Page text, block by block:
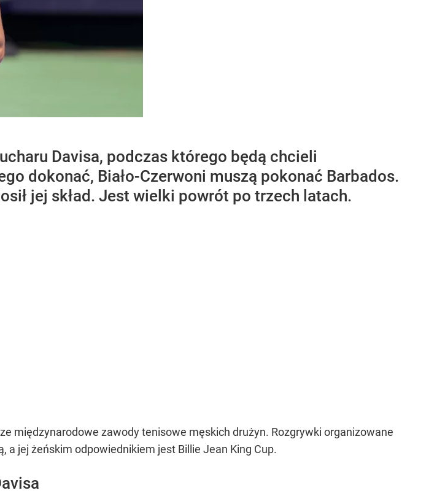
Davisa, podczas którego będą chcieli
dokonać, Biało-Czerwoni muszą pokonać Barbados.
jej skład. Jest wielki powrót po trzech latach.
międzynarodowe zawody tenisowe męskich drużyn. Rozgrywki organizowane
a jej żeńskim odpowiednikiem jest Billie Jean King Cup.